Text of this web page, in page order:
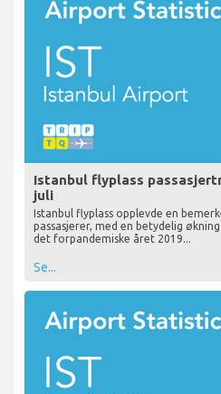
Istanbul flyplass
juli
Istanbul flyplass opplevde en
passasjerer, med en betydelig
det forpandemiske året 2019...
Se...